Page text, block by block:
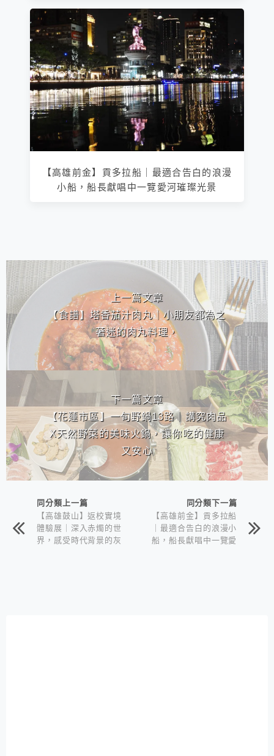
【高雄前金】貢多拉船｜最適合告白的浪漫
小船，船長獻唱中一覽愛河璀璨光景
相連文章
上一篇文章
【食譜】塔香茄汁肉丸｜小朋友都為之
著迷的肉丸料理，
下一篇文章
【花蓮市區】一旬野鍋13路｜講究肉品
X天然野菜的美味火鍋，讓你吃的健康
又安心
同分類上一篇
【高雄鼓山】返校實境
體驗展｜深入赤燭的世
界，感受時代背景的灰
同分類下一篇
【高雄前金】貢多拉船
｜最適合告白的浪漫小
船，船長獻唱中一覽愛